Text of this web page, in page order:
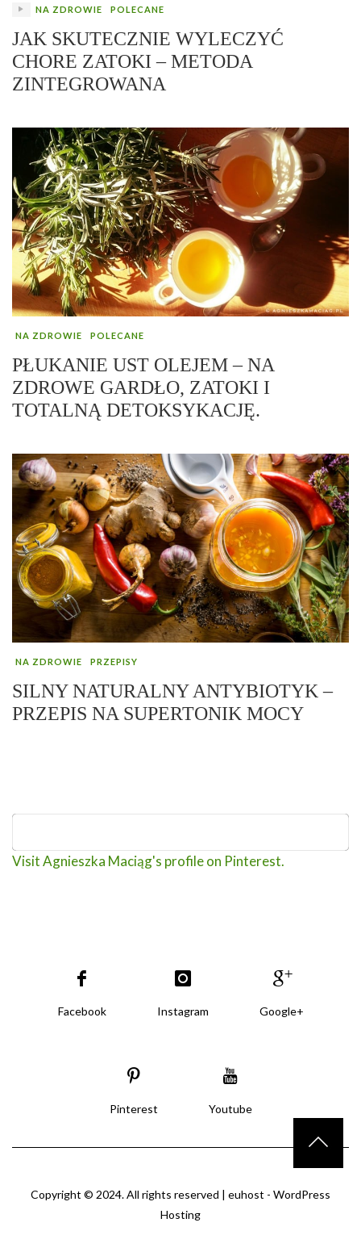
NA ZDROWIE POLECANE
JAK SKUTECZNIE WYLECZYĆ
CHORE ZATOKI – METODA
ZINTEGROWANA
NA ZDROWIE POLECANE
PŁUKANIE UST OLEJEM – NA
ZDROWE GARDŁO, ZATOKI I
TOTALNĄ DETOKSYKACJĘ.
NA ZDROWIE PRZEPISY
SILNY NATURALNY ANTYBIOTYK –
PRZEPIS NA SUPERTONIK MOCY
Visit Agnieszka Maciąg's profile on Pinterest.
Facebook Instagram Google+
Pinterest Youtube
Copyright © 2024. All rights reserved | euhost - WordPress
Hosting